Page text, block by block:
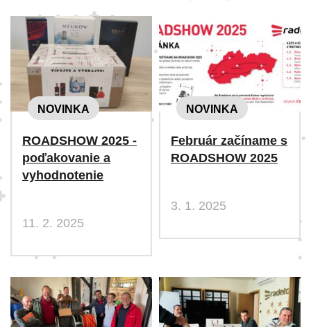
NOVINKA
ROADSHOW 2025 -
poďakovanie a
vyhodnotenie
11. 2. 2025
NOVINKA
Február začíname s
ROADSHOW 2025
3. 1. 2025